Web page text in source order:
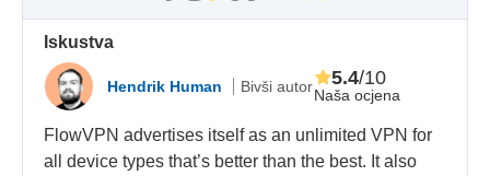
Iskustva
Hendrik Human Bivši autorNaša ocjena
5.4/10
FlowVPN advertises itself as an unlimited VPN for
all device types that’s better than the best. It also